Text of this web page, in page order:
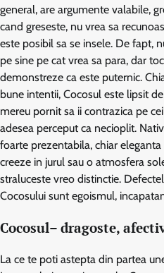
general, are argumente valabile,
cand greseste, nu vrea sa
este posibil sa se insele. De fapt,
pe sine pe cat vrea sa para, dar
demonstreze ca este puternic.
bune intentii, Cocosul este lipsit
mereu pornit sa ii contrazica pe
adesea perceput ca necioplit.
foarte prezentabila, chiar
creeze in jurul sau o atmosfera
straluceste vreo distinctie.
Cocosului sunt egoismul,
Cocosul– dragoste,
La ce te poti astepta din partea